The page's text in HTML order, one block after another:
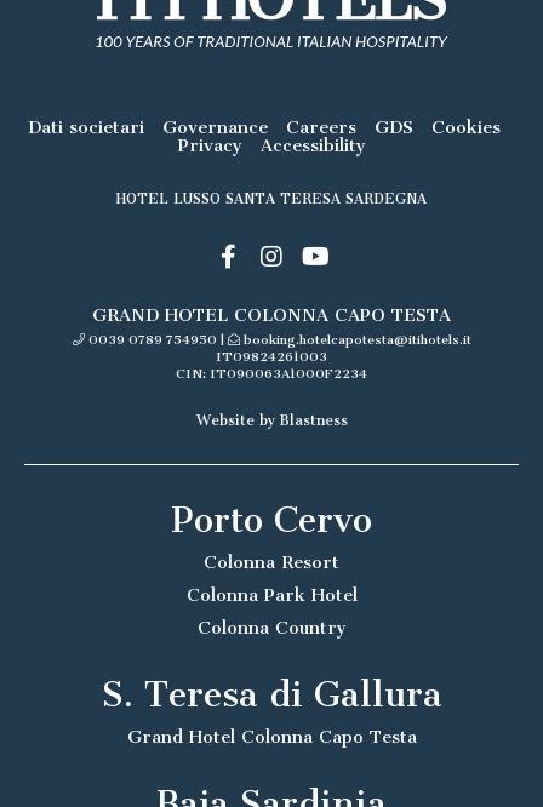
Dati societari Governance Careers GDS
Cookies
Privacy
Accessibility
HOTEL LUSSO SANTA TERESA SARDEGNA
GRAND HOTEL COLONNA CAPO TESTA
0039 0789 754950 |
booking.hotelcapotesta@itihotels.it
IT09824261003
CIN: IT090063A1000F2234
Website by Blastness
Porto Cervo
Colonna Resort
Colonna Park Hotel
Colonna Country
S. Teresa di Gallura
Grand Hotel Colonna Capo Testa